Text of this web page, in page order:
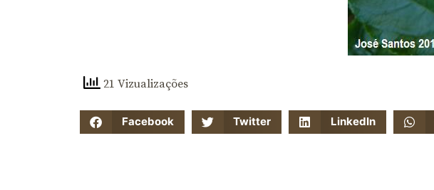
21 Vizualizações
Facebook Twitter LinkedIn